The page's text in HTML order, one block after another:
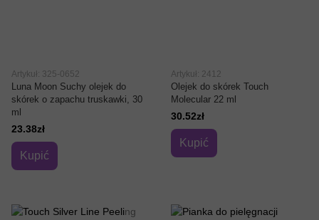
Artykuł: 325-0652
Luna Moon Suchy olejek do
skórek o zapachu truskawki, 30
ml
23.38zł
Kupić
Artykuł: 2412
Olejek do skórek Touch
Molecular 22 ml
30.52zł
Kupić